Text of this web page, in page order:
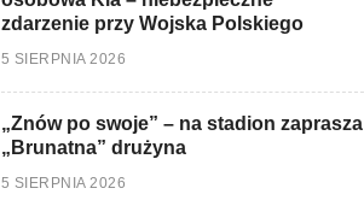
zdarzenie przy Wojska Polskiego
5 SIERPNIA 2026
„Znów po swoje” – na stadion zaprasza
„Brunatna” drużyna
5 SIERPNIA 2026